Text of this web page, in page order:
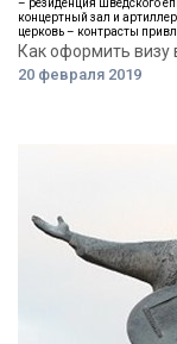
– резиденция шведского
концертный зал и
церковь – контрасты
Как оформить визу
20 февраля 2019